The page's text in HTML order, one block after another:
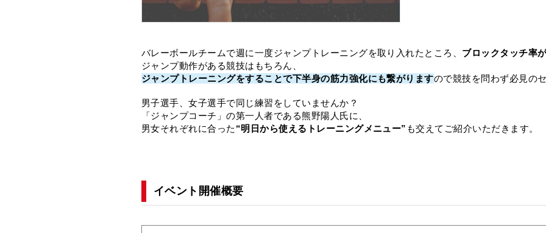
バレーボールチームで週に一度ジャンプトレーニングを取り入れたところ、 ブロックタッチ率
ジャンプ動作がある競技はもちろん、
ジャンプトレーニングをすることで下半身の筋力強化にも繋がりますので競技を問わず必見の
男子選手、女子選手で同じ練習をしていませんか？
「ジャンプコーチ」の第一人者である熊野陽人氏に、
男女それぞれに合った “明日から使えるトレーニングメニュー” も交えてご紹介いただきます。
イベント開催概要